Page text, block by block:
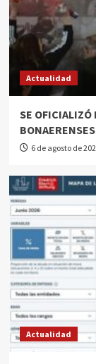
Actualidad
SE OFICIALIZÓ
BONAERENSES
6 de agosto de
Actualidad